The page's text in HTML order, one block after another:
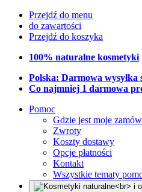
Przejdź do menu
do zawartości
Przejdź do koszyka
100% naturalne kosmetyki
Polska: Darmowa wysyłka
Co najmniej 1 darmowa
Pomoc
Gdzie jest moje
Zwroty
Koszty dostawy
Opcje płatności
Kontakt
Wszystkie tematy